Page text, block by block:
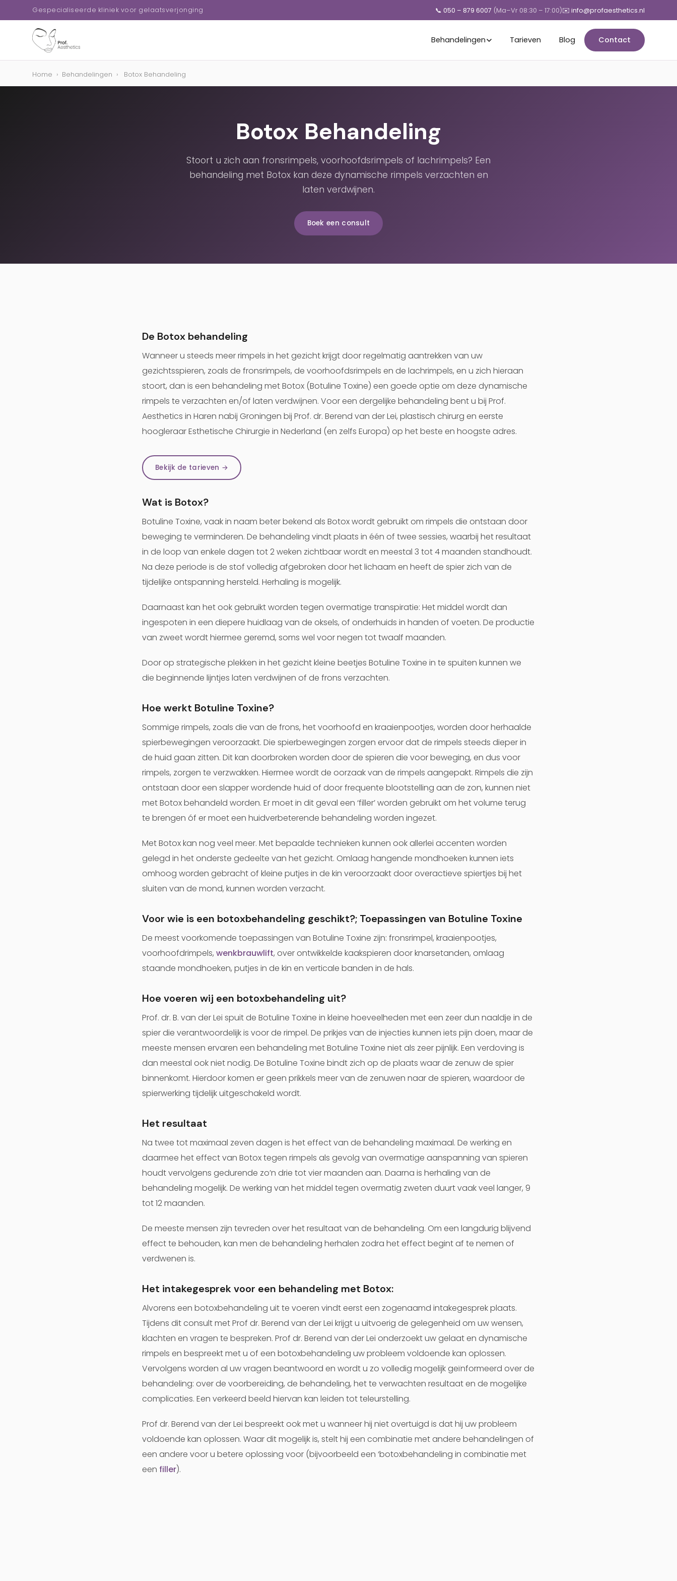
Gespecialiseerde kliniek voor gelaatsverjonging 📞 050 – 879 6007 (Ma–Vr 08:30 – 17:00)✉️ info@profaesthetics.nl
Behandelingen Tarieven Blog Contact
Home › Behandelingen › Botox Behandeling
Botox Behandeling
Stoort u zich aan fronsrimpels, voorhoofdsrimpels of lachrimpels? Een
behandeling met Botox kan deze dynamische rimpels verzachten en
laten verdwijnen.
Boek een consult
De Botox behandeling
Wanneer u steeds meer rimpels in het gezicht krijgt door regelmatig aantrekken van uw
gezichtsspieren, zoals de fronsrimpels, de voorhoofdsrimpels en de lachrimpels, en u zich hieraan
stoort, dan is een behandeling met Botox (Botuline Toxine) een goede optie om deze dynamische
rimpels te verzachten en/of laten verdwijnen. Voor een dergelijke behandeling bent u bij Prof.
Aesthetics in Haren nabij Groningen bij Prof. dr. Berend van der Lei, plastisch chirurg en eerste
hoogleraar Esthetische Chirurgie in Nederland (en zelfs Europa) op het beste en hoogste adres.
Bekijk de tarieven →
Wat is Botox?
Botuline Toxine, vaak in naam beter bekend als Botox wordt gebruikt om rimpels die ontstaan door
beweging te verminderen. De behandeling vindt plaats in één of twee sessies, waarbij het resultaat
in de loop van enkele dagen tot 2 weken zichtbaar wordt en meestal 3 tot 4 maanden standhoudt.
Na deze periode is de stof volledig afgebroken door het lichaam en heeft de spier zich van de
tijdelijke ontspanning hersteld. Herhaling is mogelijk.
Daarnaast kan het ook gebruikt worden tegen overmatige transpiratie: Het middel wordt dan
ingespoten in een diepere huidlaag van de oksels, of onderhuids in handen of voeten. De productie
van zweet wordt hiermee geremd, soms wel voor negen tot twaalf maanden.
Door op strategische plekken in het gezicht kleine beetjes Botuline Toxine in te spuiten kunnen we
die beginnende lijntjes laten verdwijnen of de frons verzachten.
Hoe werkt Botuline Toxine?
Sommige rimpels, zoals die van de frons, het voorhoofd en kraaienpootjes, worden door herhaalde
spierbewegingen veroorzaakt. Die spierbewegingen zorgen ervoor dat de rimpels steeds dieper in
de huid gaan zitten. Dit kan doorbroken worden door de spieren die voor beweging, en dus voor
rimpels, zorgen te verzwakken. Hiermee wordt de oorzaak van de rimpels aangepakt. Rimpels die zijn
ontstaan door een slapper wordende huid of door frequente blootstelling aan de zon, kunnen niet
met Botox behandeld worden. Er moet in dit geval een ‘filler’ worden gebruikt om het volume terug
te brengen óf er moet een huidverbeterende behandeling worden ingezet.
Met Botox kan nog veel meer. Met bepaalde technieken kunnen ook allerlei accenten worden
gelegd in het onderste gedeelte van het gezicht. Omlaag hangende mondhoeken kunnen iets
omhoog worden gebracht of kleine putjes in de kin veroorzaakt door overactieve spiertjes bij het
sluiten van de mond, kunnen worden verzacht.
Voor wie is een botoxbehandeling geschikt?; Toepassingen van Botuline Toxine
De meest voorkomende toepassingen van Botuline Toxine zijn: fronsrimpel, kraaienpootjes,
voorhoofdrimpels, wenkbrauwlift, over ontwikkelde kaakspieren door knarsetanden, omlaag
staande mondhoeken, putjes in de kin en verticale banden in de hals.
Hoe voeren wij een botoxbehandeling uit?
Prof. dr. B. van der Lei spuit de Botuline Toxine in kleine hoeveelheden met een zeer dun naaldje in de
spier die verantwoordelijk is voor de rimpel. De prikjes van de injecties kunnen iets pijn doen, maar de
meeste mensen ervaren een behandeling met Botuline Toxine niet als zeer pijnlijk. Een verdoving is
dan meestal ook niet nodig. De Botuline Toxine bindt zich op de plaats waar de zenuw de spier
binnenkomt. Hierdoor komen er geen prikkels meer van de zenuwen naar de spieren, waardoor de
spierwerking tijdelijk uitgeschakeld wordt.
Het resultaat
Na twee tot maximaal zeven dagen is het effect van de behandeling maximaal. De werking en
daarmee het effect van Botox tegen rimpels als gevolg van overmatige aanspanning van spieren
houdt vervolgens gedurende zo’n drie tot vier maanden aan. Daarna is herhaling van de
behandeling mogelijk. De werking van het middel tegen overmatig zweten duurt vaak veel langer, 9
tot 12 maanden.
De meeste mensen zijn tevreden over het resultaat van de behandeling. Om een langdurig blijvend
effect te behouden, kan men de behandeling herhalen zodra het effect begint af te nemen of
verdwenen is.
Het intakegesprek voor een behandeling met Botox:
Alvorens een botoxbehandeling uit te voeren vindt eerst een zogenaamd intakegesprek plaats.
Tijdens dit consult met Prof dr. Berend van der Lei krijgt u uitvoerig de gelegenheid om uw wensen,
klachten en vragen te bespreken. Prof dr. Berend van der Lei onderzoekt uw gelaat en dynamische
rimpels en bespreekt met u of een botoxbehandeling uw probleem voldoende kan oplossen.
Vervolgens worden al uw vragen beantwoord en wordt u zo volledig mogelijk geïnformeerd over de
behandeling: over de voorbereiding, de behandeling, het te verwachten resultaat en de mogelijke
complicaties. Een verkeerd beeld hiervan kan leiden tot teleurstelling.
Prof dr. Berend van der Lei bespreekt ook met u wanneer hij niet overtuigd is dat hij uw probleem
voldoende kan oplossen. Waar dit mogelijk is, stelt hij een combinatie met andere behandelingen of
een andere voor u betere oplossing voor (bijvoorbeeld een ‘botoxbehandeling in combinatie met
een filler).